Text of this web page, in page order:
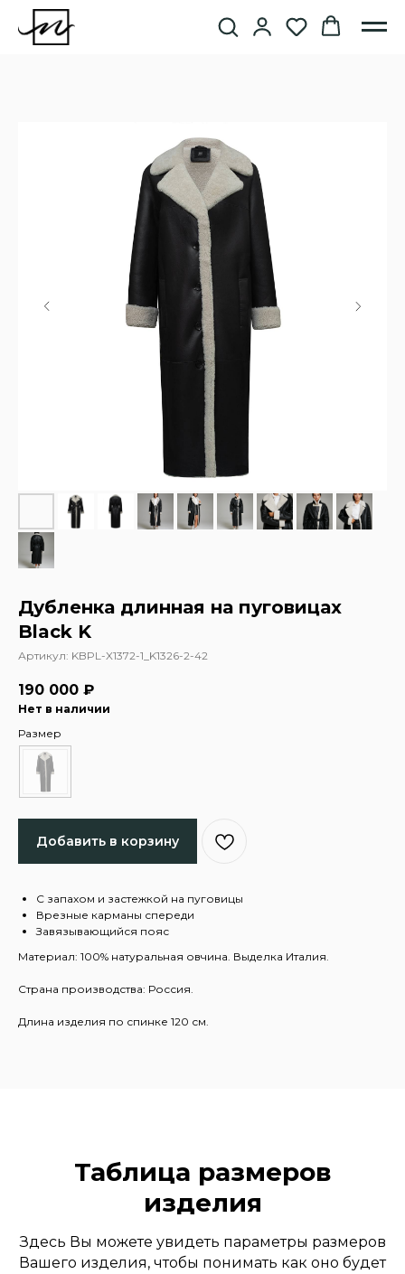
Дубленка длинная на пуговицах
Black K
Артикул: KBPL-X1372-1_K1326-2-42
190 000 ₽
Нет в наличии
Размер
Добавить в корзину
С запахом и застежкой на пуговицы
Врезные карманы спереди
Завязывающийся пояс
Материал: 100% натуральная овчина. Выделка Италия.
Страна производства: Россия.
Длина изделия по спинке 120 см.
Таблица размеров
изделия
Здесь Вы можете увидеть параметры размеров
Вашего изделия, чтобы понимать как оно будет